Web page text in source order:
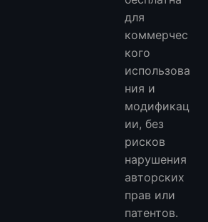
для
коммерчес
кого
использова
ния и
модификац
ии, без
рисков
нарушения
авторских
прав или
патентов.